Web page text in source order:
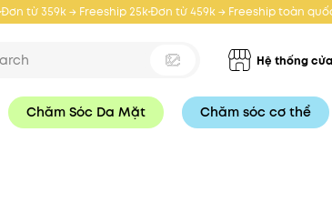
Đơn từ 359k → Freeship 25kĐơn từ 459k → Freeship toàn
Hệ thống
Chăm Sóc Da Mặt Chăm sóc cơ thể